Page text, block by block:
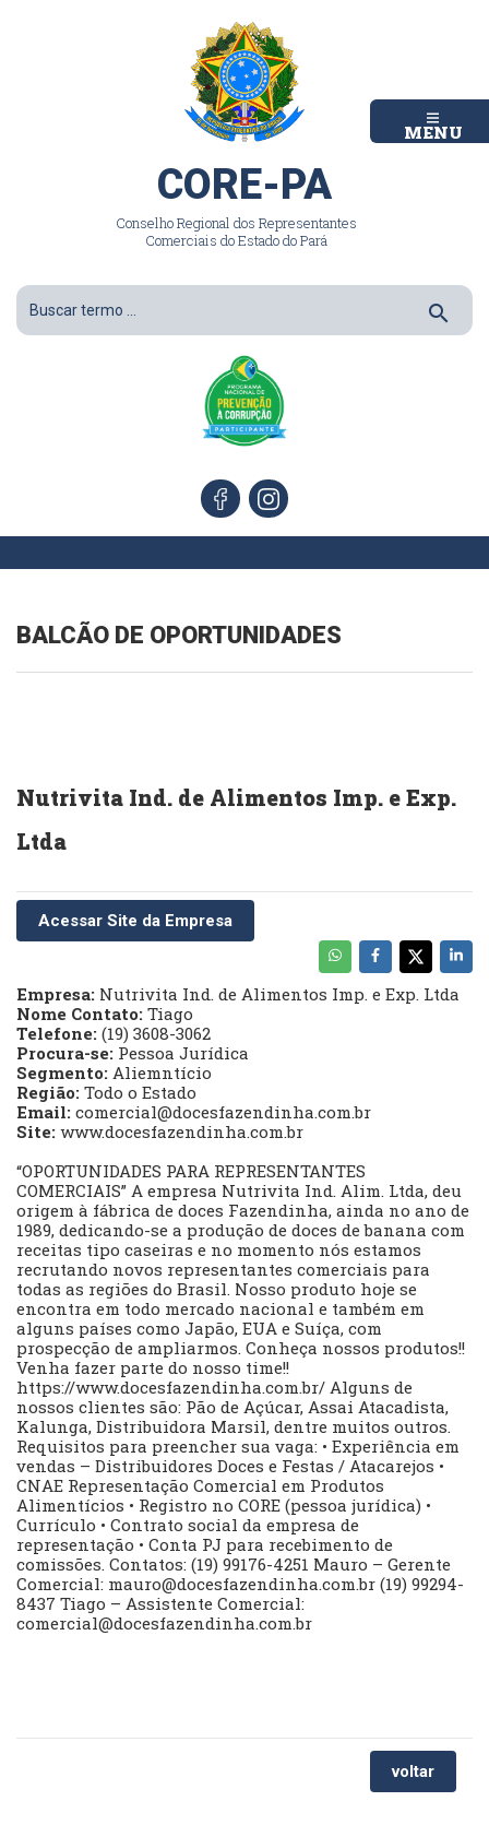
MENU
CORE-PA
Conselho Regional dos Representantes
Comerciais do Estado do Pará
search
BALCÃO DE OPORTUNIDADES
Nutrivita Ind. de Alimentos Imp. e Exp.
Ltda
Acessar Site da Empresa
Empresa: Nutrivita Ind. de Alimentos Imp. e Exp. Ltda
Nome Contato: Tiago
Telefone: (19) 3608-3062
Procura-se: Pessoa Jurídica
Segmento: Aliemntício
Região: Todo o Estado
Email: comercial@docesfazendinha.com.br
Site: www.docesfazendinha.com.br
“OPORTUNIDADES PARA REPRESENTANTES
COMERCIAIS” A empresa Nutrivita Ind. Alim. Ltda, deu
origem à fábrica de doces Fazendinha, ainda no ano de
1989, dedicando-se a produção de doces de banana com
receitas tipo caseiras e no momento nós estamos
recrutando novos representantes comerciais para
todas as regiões do Brasil. Nosso produto hoje se
encontra em todo mercado nacional e também em
alguns países como Japão, EUA e Suíça, com
prospecção de ampliarmos. Conheça nossos produtos!!
Venha fazer parte do nosso time!!
https://www.docesfazendinha.com.br/ Alguns de
nossos clientes são: Pão de Açúcar, Assai Atacadista,
Kalunga, Distribuidora Marsil, dentre muitos outros.
Requisitos para preencher sua vaga: • Experiência em
vendas – Distribuidores Doces e Festas / Atacarejos •
CNAE Representação Comercial em Produtos
Alimentícios • Registro no CORE (pessoa jurídica) •
Currículo • Contrato social da empresa de
representação • Conta PJ para recebimento de
comissões. Contatos: (19) 99176-4251 Mauro – Gerente
Comercial: mauro@docesfazendinha.com.br (19) 99294-
8437 Tiago – Assistente Comercial:
comercial@docesfazendinha.com.br
voltar